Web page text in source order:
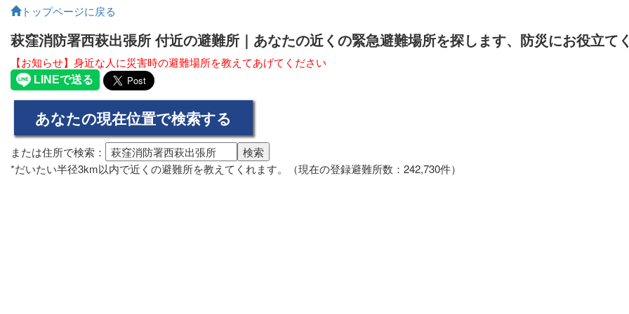
トップページに戻る
萩窪消防署西萩出張所 付近の避難所｜あなたの近くの緊急避難場所を探します、防災にお役立て
【お知らせ】身近な人に災害時の避難場所を教えてあげてください
または住所で検索：
*だいたい半径3km以内で近くの避難所を教えてくれます。（現在の登録避難所数：242,730件）